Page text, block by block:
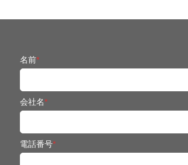
名前*
会社名*
電話番号*